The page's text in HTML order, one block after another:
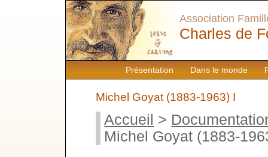
Présentation Dans le monde
Association
Charles de
Michel Goyat (1883-1963) I
Accueil >
Michel Goyat (1883-